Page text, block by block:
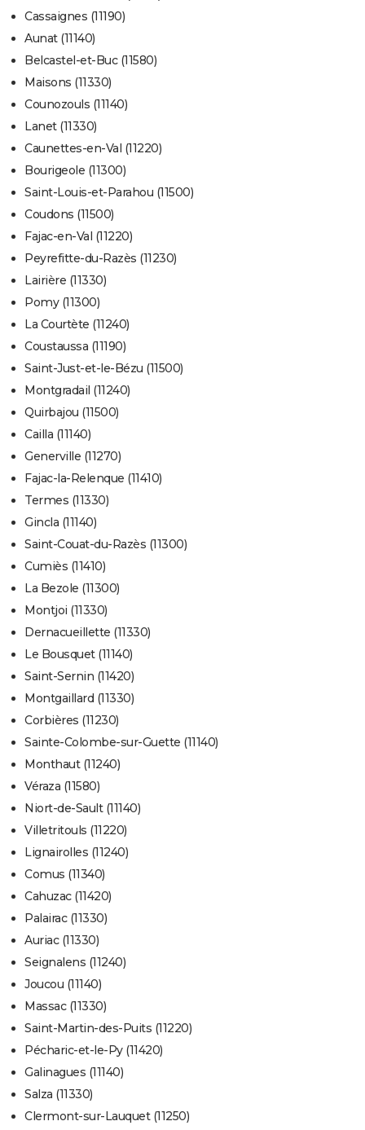
Cassaignes (11190)
Aunat (11140)
Belcastel-et-Buc (11580)
Maisons (11330)
Counozouls (11140)
Lanet (11330)
Caunettes-en-Val (11220)
Bourigeole (11300)
Saint-Louis-et-Parahou (11500)
Coudons (11500)
Fajac-en-Val (11220)
Peyrefitte-du-Razès (11230)
Lairière (11330)
Pomy (11300)
La Courtète (11240)
Coustaussa (11190)
Saint-Just-et-le-Bézu (11500)
Montgradail (11240)
Quirbajou (11500)
Cailla (11140)
Generville (11270)
Fajac-la-Relenque (11410)
Termes (11330)
Gincla (11140)
Saint-Couat-du-Razès (11300)
Cumiès (11410)
La Bezole (11300)
Montjoi (11330)
Dernacueillette (11330)
Le Bousquet (11140)
Saint-Sernin (11420)
Montgaillard (11330)
Corbières (11230)
Sainte-Colombe-sur-Guette (11140)
Monthaut (11240)
Véraza (11580)
Niort-de-Sault (11140)
Villetritouls (11220)
Lignairolles (11240)
Comus (11340)
Cahuzac (11420)
Palairac (11330)
Auriac (11330)
Seignalens (11240)
Joucou (11140)
Massac (11330)
Saint-Martin-des-Puits (11220)
Pécharic-et-le-Py (11420)
Galinagues (11140)
Salza (11330)
Clermont-sur-Lauquet (11250)